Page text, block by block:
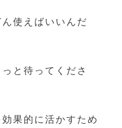
使えばいいんだ
と待ってくださ
果的に活かすため